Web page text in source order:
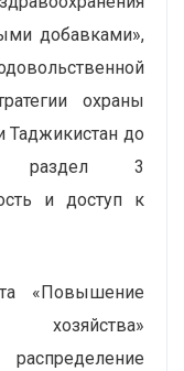
добавками»,
охраны
Таджикистан до
раздел 3
и доступ к
«Повышение
хозяйства»